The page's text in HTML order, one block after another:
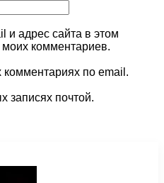
и адрес сайта в этом
комментариев.
по email.
записях почтой.